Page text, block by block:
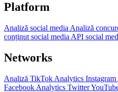
Platform
Analiză social media Analiză
conținut social media API social
Networks
Analiză TikTok Analytics Instagram
Facebook Analytics Twitter